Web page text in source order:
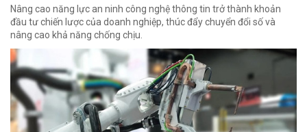
Nâng cao năng lực an ninh công nghệ thông tin trở thành khoản
đầu tư chiến lược của doanh nghiệp, thúc đẩy chuyển đổi số và
nâng cao khả năng chống chịu.